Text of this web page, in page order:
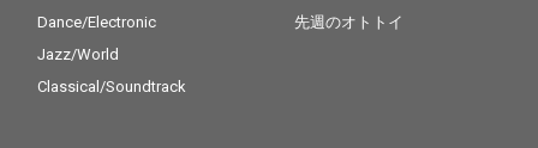
Dance/Electronic
Jazz/World
Classical/Soundtrack
先週のオトトイ